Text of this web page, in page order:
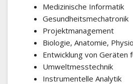
Medizinische Informatik
Gesundheitsmechatronik
Projektmanagement
Biologie, Anatomie,
Entwicklung von Geräten
Umweltmesstechnik
Instrumentelle Analytik